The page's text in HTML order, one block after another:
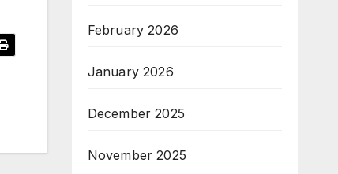
February 2026
January 2026
December 2025
November 2025